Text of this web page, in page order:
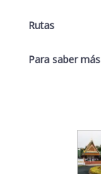
Rutas
Para saber más